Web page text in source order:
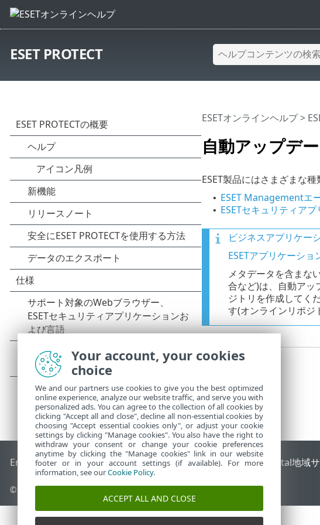
ESET PROTECT
自動アップデ
ESETオンラインヘルプ>
ESET製品にはさまざまな
• ESET Managementエ
• ESETセキュリティア
ビジネスアプリケー
ESETアプリケーシ
メタデータを含まな
合など)は、自動アッ
ジトリを作成してく
す(オンラインリポジ
End of Life ESETナレッジベースESETフォーラムESET Status Portal地域
© 1992 - 2026 ESET, spol. s r.o. - All rights reserved.
Your account, your cookies
choice
We and our partners use cookies to give you the best optimized
online experience, analyze our website traffic, and serve you with
personalized ads. You can agree to the collection of all cookies by
clicking "Accept all and close", decline all non-essential cookies by
choosing "Accept essential cookies only", or adjust your cookie
settings by clicking "Manage cookies". You also have the right to
withdraw your consent or change your cookie preferences
anytime by clicking the "Manage cookies" link in our website
footer or in your account settings (if available). For more
information, see ourCookie Policy.
ACCEPT ALL AND CLOSE